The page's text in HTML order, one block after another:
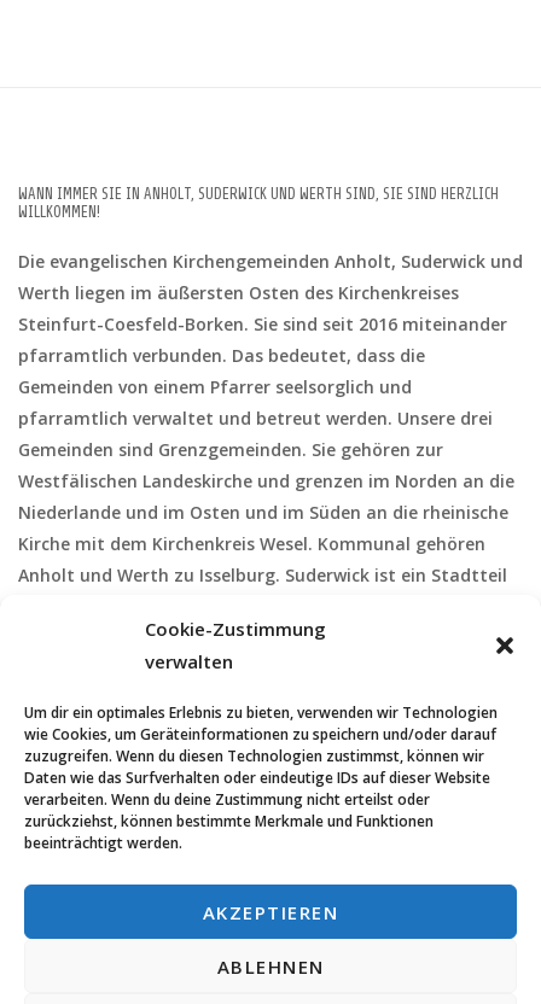
Cookie-Zustimmung
verwalten
Um dir ein optimales Erlebnis zu bieten, verwenden wir Technologien
wie Cookies, um Geräteinformationen zu speichern und/oder darauf
zuzugreifen. Wenn du diesen Technologien zustimmst, können wir
Daten wie das Surfverhalten oder eindeutige IDs auf dieser Website
verarbeiten. Wenn du deine Zustimmung nicht erteilst oder
zurückziehst, können bestimmte Merkmale und Funktionen
beeinträchtigt werden.
AKZEPTIEREN
ABLEHNEN
WANN IMMER SIE IN ANHOLT, SUDERWICK UND WERTH SIND, SIE SIND HERZLICH
WILLKOMMEN!
Die evangelischen Kirchengemeinden Anholt, Suderwick und
Werth liegen im äußersten Osten des Kirchenkreises
Steinfurt-Coesfeld-Borken. Sie sind seit 2016 miteinander
pfarramtlich verbunden. Das bedeutet, dass die
Gemeinden von einem Pfarrer seelsorglich und
pfarramtlich verwaltet und betreut werden. Unsere drei
Gemeinden sind Grenzgemeinden. Sie gehören zur
Westfälischen Landeskirche und grenzen im Norden an die
Niederlande und im Osten und im Süden an die rheinische
Kirche mit dem Kirchenkreis Wesel. Kommunal gehören
Anholt und Werth zu Isselburg. Suderwick ist ein Stadtteil
zwischen dem Rheinland und Westfalen war, gehören die
evangelischen Christen von Isselburg zum Rheinland, die
jedoch zur westfälischen Kirche.